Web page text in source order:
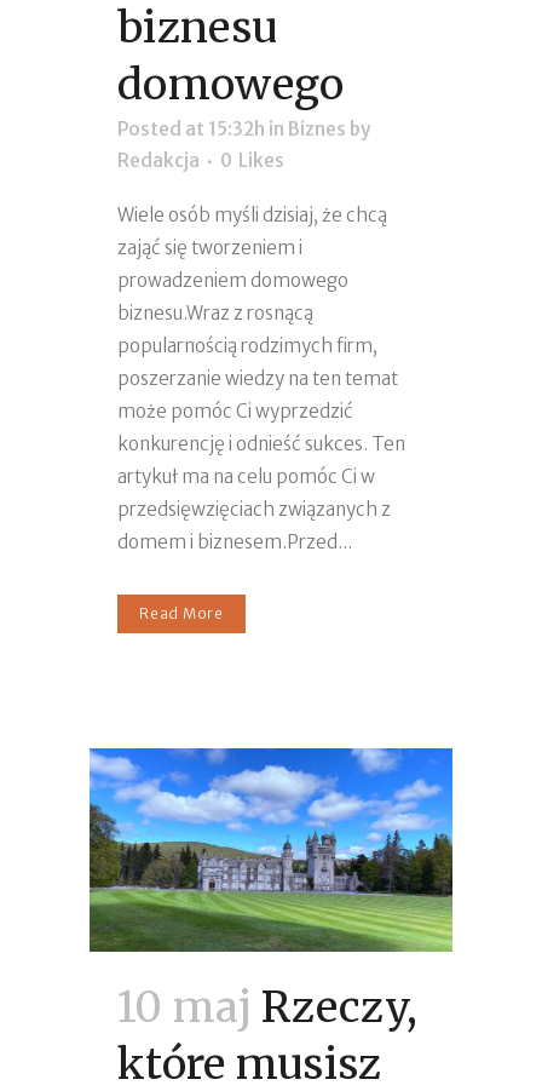
biznesu
domowego
Posted at 15:32h in Biznes by
Redakcja
0 Likes
Wiele osób myśli dzisiaj, że chcą
zająć się tworzeniem i
prowadzeniem domowego
biznesu.Wraz z rosnącą
popularnością rodzimych firm,
poszerzanie wiedzy na ten temat
może pomóc Ci wyprzedzić
konkurencję i odnieść sukces. Ten
artykuł ma na celu pomóc Ci w
przedsięwzięciach związanych z
domem i biznesem.Przed...
Read More
10 maj Rzeczy,
które musisz